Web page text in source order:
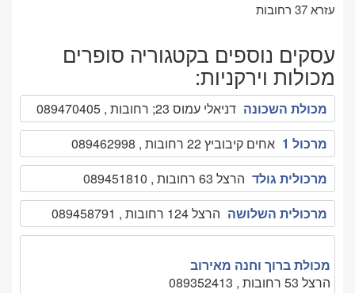
עזרא 37 רחובות
עסקים נוספים בקטגוריה סופרים
מכולות וירקניות:
מכולת השכונה דניאלי עמוס 23; רחובות , 089470405
מרכול 1
אחים קיבוביץ 22 רחובות , 089462998
מרכולית גולד הרצל 63 רחובות , 089451810
מרכולית השלושה הרצל 124 רחובות , 089458791
מכולת ברוך וחנה מאירוב
הרצל 53 רחובות , 089352413